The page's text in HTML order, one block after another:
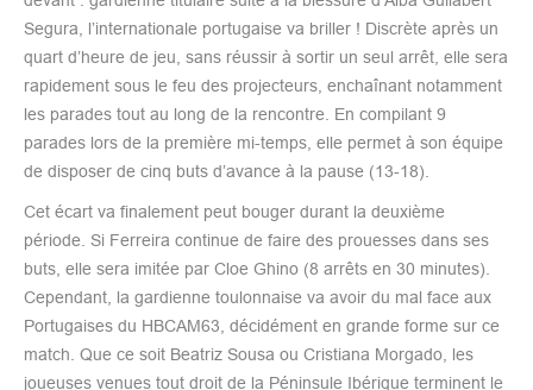
Segura, l’internationale portugaise va briller ! Discrète après un
quart d’heure de jeu, sans réussir à sortir un seul arrêt, elle sera
rapidement sous le feu des projecteurs, enchaînant notamment
les parades tout au long de la rencontre. En compilant 9
parades lors de la première mi-temps, elle permet à son équipe
de disposer de cinq buts d’avance à la pause (13-18).
Cet écart va finalement peut bouger durant la deuxième
période. Si Ferreira continue de faire des prouesses dans ses
buts, elle sera imitée par Cloe Ghino (8 arrêts en 30 minutes).
Cependant, la gardienne toulonnaise va avoir du mal face aux
Portugaises du HBCAM63, décidément en grande forme sur ce
match. Que ce soit Beatriz Sousa ou Cristiana Morgado, les
joueuses venues tout droit de la Péninsule Ibérique terminent le